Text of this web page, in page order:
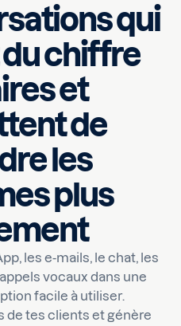
qui
chiffre
et
de
les
plus
les e-mails, le chat, les
vocaux dans une
facile à utiliser.
de tes clients et génère